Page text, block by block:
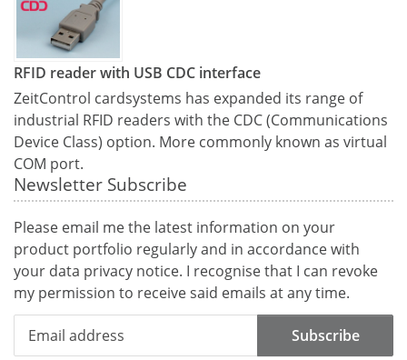
RFID reader with USB CDC interface
ZeitControl cardsystems has expanded its range of
industrial RFID readers with the CDC (Communications
Device Class) option. More commonly known as virtual
COM port.
Newsletter Subscribe
Please email me the latest information on your
product portfolio regularly and in accordance with
your data privacy notice. I recognise that I can revoke
my permission to receive said emails at any time.
Subscribe